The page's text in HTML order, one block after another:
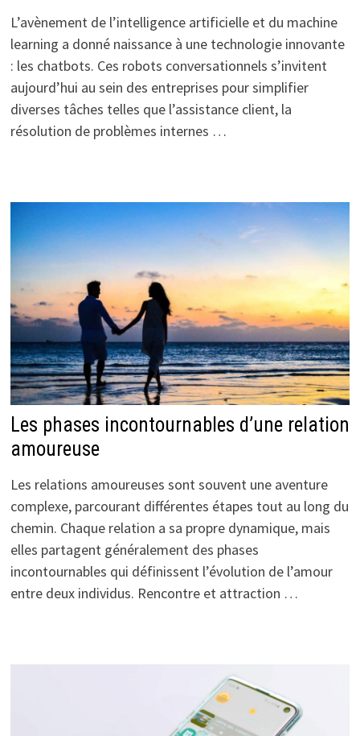
L’avènement de l’intelligence artificielle et du machine
learning a donné naissance à une technologie innovante
: les chatbots. Ces robots conversationnels s’invitent
aujourd’hui au sein des entreprises pour simplifier
diverses tâches telles que l’assistance client, la
résolution de problèmes internes …
Les phases incontournables d’une relation
amoureuse
Les relations amoureuses sont souvent une aventure
complexe, parcourant différentes étapes tout au long du
chemin. Chaque relation a sa propre dynamique, mais
elles partagent généralement des phases
incontournables qui définissent l’évolution de l’amour
entre deux individus. Rencontre et attraction …